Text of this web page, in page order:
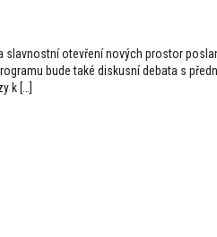
slavnostní otevření nových prostor
bude také diskusní debata s
k […]